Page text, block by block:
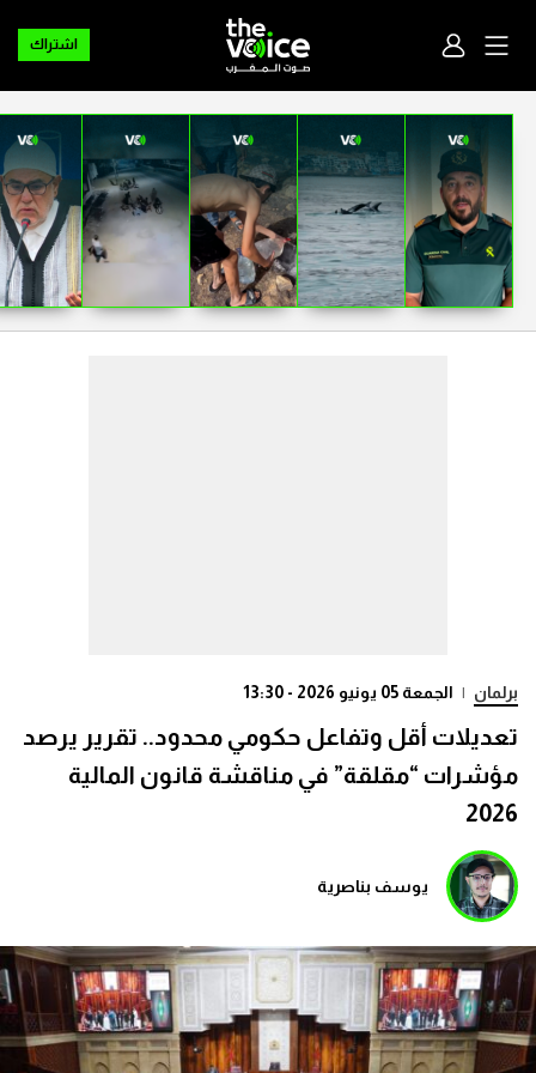
اشتراك
برلمان | الجمعة 05 يونيو 2026 - 13:30
تعديلات أقل وتفاعل حكومي محدود.. تقرير يرصد
مؤشرات “مقلقة” في مناقشة قانون المالية
2026
يوسف بناصرية